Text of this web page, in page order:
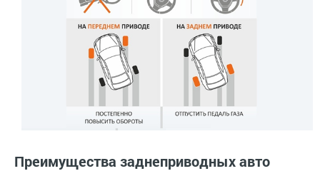
Преимущества заднеприводных авто